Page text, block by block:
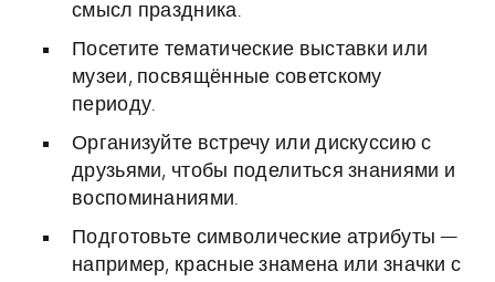
смысл праздника.
Посетите тематические выставки или
музеи, посвящённые советскому
периоду.
Организуйте встречу или дискуссию с
друзьями, чтобы поделиться знаниями и
воспоминаниями.
Подготовьте символические атрибуты —
например, красные знамена или значки с